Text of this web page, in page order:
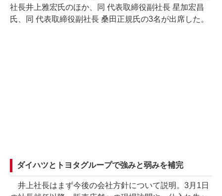
社長井上雅宏氏のほか、同 代表取締役副社長 星加宏昌
氏、同 代表取締役副社長 桑田正規氏の3名が出席した。
ダイハツとトヨタグループで強みと弱みを補完
井上社長はまず今後の会社方針について説明。3月1日